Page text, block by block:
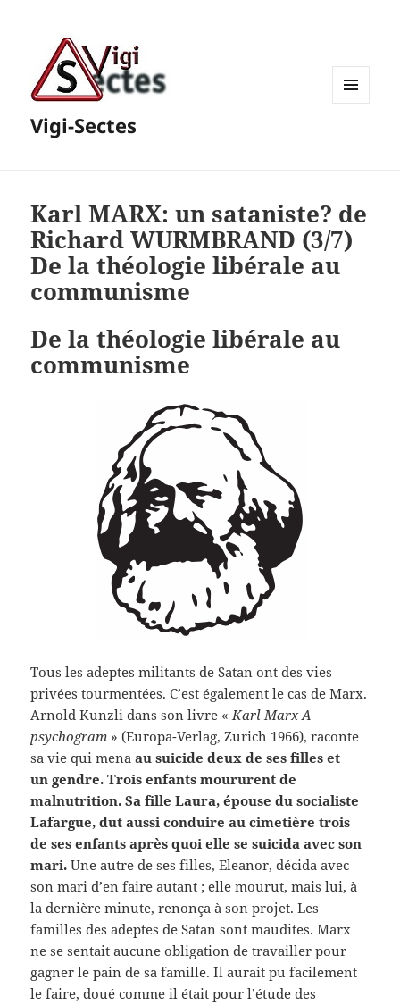
Vigi-Sectes
Karl MARX: un sataniste? de
Richard WURMBRAND (3/7)
De la théologie libérale au
communisme
De la théologie libérale au
communisme
Tous les adeptes militants de Satan ont des vies
privées tourmentées. C’est également le cas de Marx.
Arnold Kunzli dans son livre «Karl Marx A
psychogram » (Europa-Verlag, Zurich 1966), raconte
sa vie qui mena au suicide deux de ses filles et
un gendre. Trois enfants moururent de
malnutrition. Sa fille Laura, épouse du socialiste
Lafargue, dut aussi conduire au cimetière trois
de ses enfants après quoi elle se suicida avec son
mari. Une autre de ses filles, Eleanor, décida avec
son mari d’en faire autant ; elle mourut, mais lui, à
la dernière minute, renonça à son projet. Les
familles des adeptes de Satan sont maudites. Marx
ne se sentait aucune obligation de travailler pour
gagner le pain de sa famille. Il aurait pu facilement
le faire, doué comme il était pour l’étude des